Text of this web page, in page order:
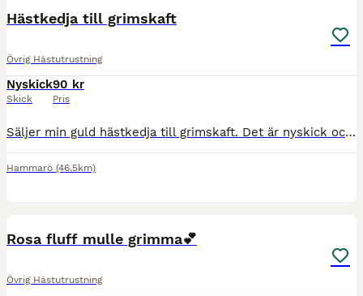
Hästkedja till grimskaft
Övrig Hästutrustning
Nyskick
Skick
90 kr
Pris
Säljer min guld hästkedja till grimskaft. Det är nyskick och knappast använd💗Det går att köpa till ett grimskaft om man vill. Nypris på kedjan: 180kr Mitt pris: 90 Hör gärna av er om ni är intress
Hammarö (46.5km)
Rosa fluff mulle grimma💕
Övrig Hästutrustning